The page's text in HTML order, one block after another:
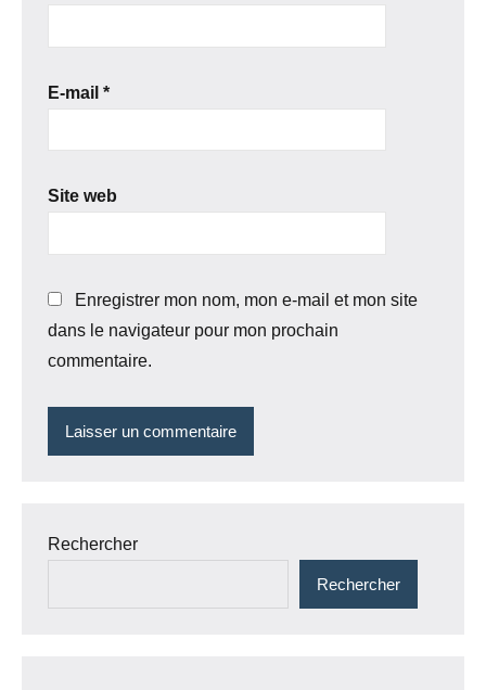
E-mail *
Site web
Enregistrer mon nom, mon e-mail et mon site
dans le navigateur pour mon prochain
commentaire.
Rechercher
Rechercher